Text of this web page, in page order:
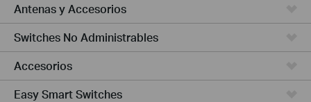
Antenas y Accesorios
Switches No Administrables
Accesorios
Easy Smart Switches